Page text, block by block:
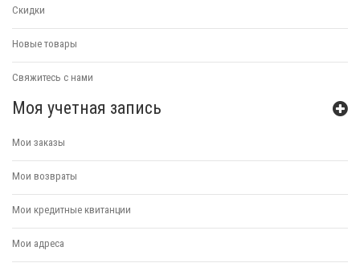
Скидки
Новые товары
Свяжитесь с нами
Моя учетная запись
Мои заказы
Мои возвраты
Мои кредитные квитанции
Мои адреса